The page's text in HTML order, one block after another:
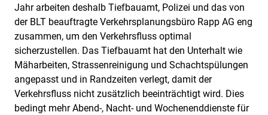
Jahr arbeiten deshalb Tiefbauamt, Polizei und das von
der BLT beauftragte Verkehrsplanungsbüro Rapp AG eng
zusammen, um den Verkehrsfluss optimal
sicherzustellen. Das Tiefbauamt hat den Unterhalt wie
Mäharbeiten, Strassenreinigung und Schachtspülungen
angepasst und in Randzeiten verlegt, damit der
Verkehrsfluss nicht zusätzlich beeinträchtigt wird. Dies
bedingt mehr Abend-, Nacht- und Wochenenddienste für